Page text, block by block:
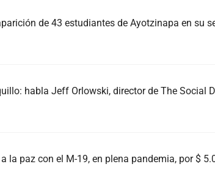
de 43 estudiantes de Ayotzinapa en su
habla Jeff Orlowski, director de The Social
la paz con el M-19, en plena pandemia, por $